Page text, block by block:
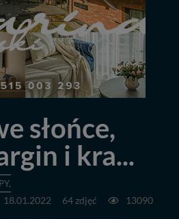
słońce,
i kra...
18.01.2022 64 zdjęć 13090